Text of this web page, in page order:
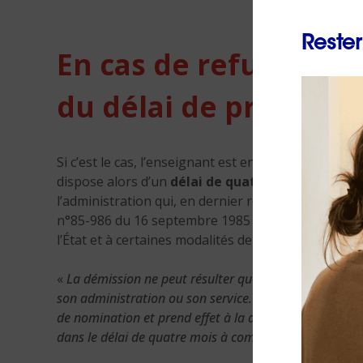
En cas de refus de la
du délai de préavis
Si c’est le cas, l’enseignant est en droit de saisir
dispose alors d’un délai de quatre mois
pour
l’administration qui, en dernier ressort, fixe la
n°85-986 du 16 septembre 1985 relatif au
l’État et à certaines modalités de mise à
« La démission ne peut résulter que d’une demande
son administration ou son service. Elle n’a d’effet
de nomination et prend effet à la date fixée par
dans le délai de quatre mois à compter de la